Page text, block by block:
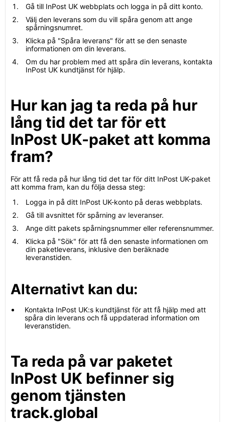
Gå till InPost UK webbplats och logga in på ditt konto.
Välj den leverans som du vill spåra genom att ange
spårningsnumret.
Klicka på "Spåra leverans" för att se den senaste
informationen om din leverans.
Om du har problem med att spåra din leverans, kontakta
InPost UK kundtjänst för hjälp.
Hur kan jag ta reda på hur
lång tid det tar för ett
InPost UK-paket att komma
fram?
För att få reda på hur lång tid det tar för ditt InPost UK-paket
att komma fram, kan du följa dessa steg:
Logga in på ditt InPost UK-konto på deras webbplats.
Gå till avsnittet för spårning av leveranser.
Ange ditt pakets spårningsnummer eller referensnummer.
Klicka på "Sök" för att få den senaste informationen om
din paketleverans, inklusive den beräknade
leveranstiden.
Alternativt kan du:
Kontakta InPost UK:s kundtjänst för att få hjälp med att
spåra din leverans och få uppdaterad information om
leveranstiden.
Ta reda på var paketet
InPost UK befinner sig
genom tjänsten
track.global